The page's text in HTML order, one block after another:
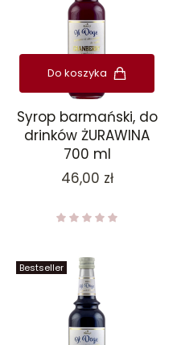
Do koszyka
Syrop barmański, do
drinków ŻURAWINA
700 ml
Cena
46,00 zł
Bestseller